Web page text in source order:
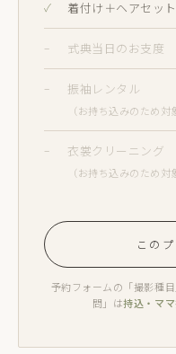
着付け＋ヘアセット
式典当日のお支度
振袖レンタル
（お持ち込みのため対
衣裳クリーニング
（お持ち込みのため対
この
予約フォームの「撮影種
問」は持込・マ